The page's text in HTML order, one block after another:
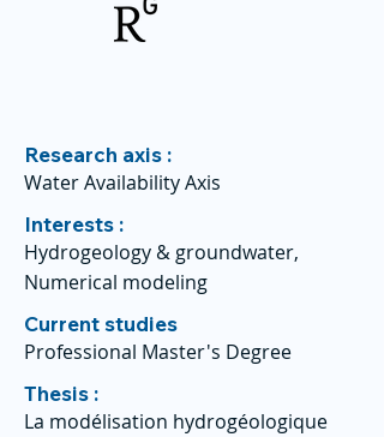
Research axis :
Water Availability Axis
Interests :
Hydrogeology & groundwater,
Numerical modeling
Current studies
Professional Master's Degree
Thesis :
La modélisation hydrogéologique